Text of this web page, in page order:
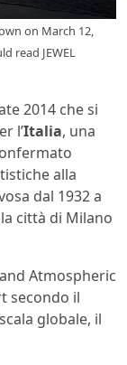
on March 12,
read JEWEL
2014 che si
l’Italia, una
alla
dal 1932 a
città di Milano
Atmospheric
secondo il
globale, il